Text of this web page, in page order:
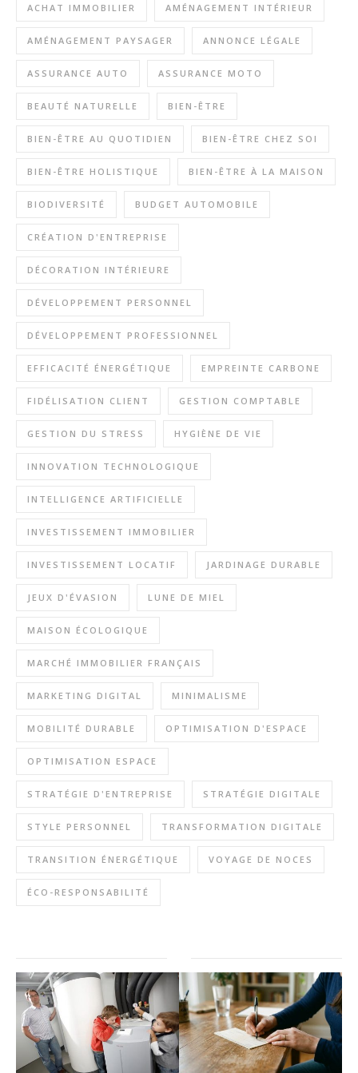
ACHAT IMMOBILIER AMÉNAGEMENT INTÉRIEUR
AMÉNAGEMENT PAYSAGER ANNONCE LÉGALE
ASSURANCE AUTO ASSURANCE MOTO
BEAUTÉ NATURELLE BIEN-ÊTRE
BIEN-ÊTRE AU QUOTIDIEN BIEN-ÊTRE CHEZ SOI
BIEN-ÊTRE HOLISTIQUE BIEN-ÊTRE À LA MAISON
BIODIVERSITÉ BUDGET AUTOMOBILE
CRÉATION D'ENTREPRISE
DÉCORATION INTÉRIEURE
DÉVELOPPEMENT PERSONNEL
DÉVELOPPEMENT PROFESSIONNEL
EFFICACITÉ ÉNERGÉTIQUE EMPREINTE CARBONE
FIDÉLISATION CLIENT GESTION COMPTABLE
GESTION DU STRESS HYGIÈNE DE VIE
INNOVATION TECHNOLOGIQUE
INTELLIGENCE ARTIFICIELLE
INVESTISSEMENT IMMOBILIER
INVESTISSEMENT LOCATIF JARDINAGE DURABLE
JEUX D'ÉVASION LUNE DE MIEL
MAISON ÉCOLOGIQUE
MARCHÉ IMMOBILIER FRANÇAIS
MARKETING DIGITAL MINIMALISME
MOBILITÉ DURABLE OPTIMISATION D'ESPACE
OPTIMISATION ESPACE
STRATÉGIE D'ENTREPRISE STRATÉGIE DIGITALE
STYLE PERSONNEL TRANSFORMATION DIGITALE
TRANSITION ÉNERGÉTIQUE VOYAGE DE NOCES
ÉCO-RESPONSABILITÉ